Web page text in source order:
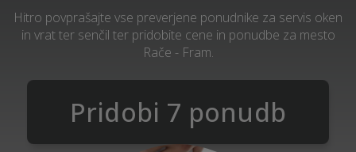
Hitro povprašajte vse preverjene ponudnike za servis oken
in vrat ter senčil ter pridobite cene in ponudbe za mesto
Rače - Fram.
Pridobi 7 ponudb